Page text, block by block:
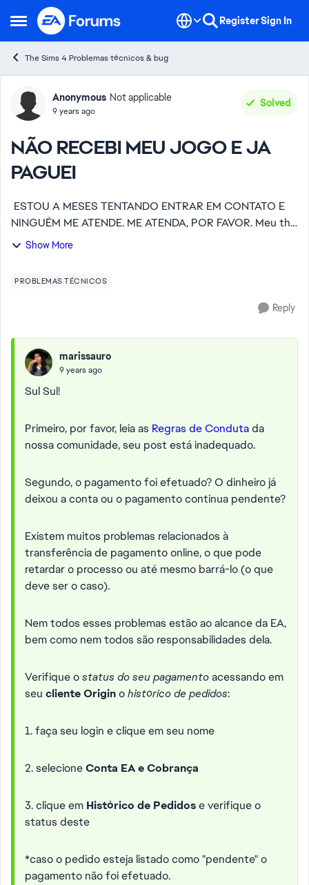
Open Side Menu
Skip to content RegisterSign In
The Sims 4 Problemas técnicos & bug
Forum Discussion
Anonymous Not applicable
9 years ago
Solved
NÃO RECEBI MEU JOGO E JA
PAGUEI
ESTOU A MESES TENTANDO ENTRAR EM CONTATO E
NINGUÉM ME ATENDE. ME ATENDA, POR FAVOR. Meu the
sims 4 junte-se a galera não está vindo, e eu já paguei por
Show More
PROBLEMAS TÉCNICOS
Reply
marissauro
9 years ago
Sul Sul!
Primeiro, por favor, leia as Regras de Condutada
nossa comunidade, seu post está inadequado.
Segundo, o pagamento foi efetuado? O dinheiro já
deixou a conta ou o pagamento continua pendente?
Existem muitos problemas relacionados à
transferência de pagamento online, o que pode
retardar o processo ou até mesmo barrá-lo (o que
deve ser o caso).
Nem todos esses problemas estão ao alcance da EA,
bem como nem todos são responsabilidades dela.
Verifique ostatus do seu pagamentoacessando em
seu cliente Originohistórico de pedidos:
1. faça seu login e clique em seu nome
2. selecioneConta EA e Cobrança
3. clique em Histórico de Pedidose verifique o
status deste
*caso o pedido esteja listado como "pendente" o
pagamento não foi efetuado.